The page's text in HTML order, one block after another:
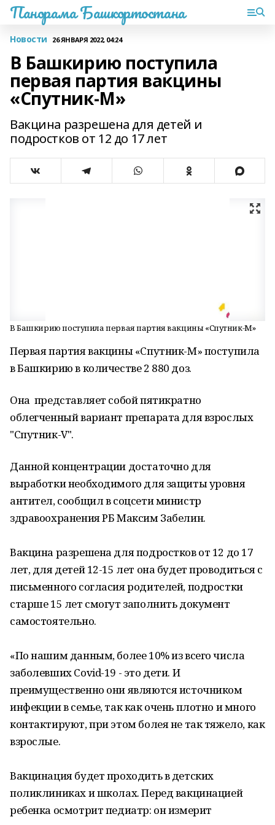
Панорама Башкортостана
Новости 26 ЯНВАРЯ 2022, 04:24
В Башкирию поступила
первая партия вакцины
«Спутник-М»
Вакцина разрешена для детей и
подростков от 12 до 17 лет
В Башкирию поступила первая партия вакцины «Спутник-М»
Первая партия вакцины «Спутник-М» поступила
в Башкирию в количестве 2 880 доз.
Она представляет собой пятикратно
облегченный вариант препарата для взрослых
"Спутник-V".
Данной концентрации достаточно для
выработки необходимого для защиты уровня
антител, сообщил в соцсети министр
здравоохранения РБ Максим Забелин.
Вакцина разрешена для подростков от 12 до 17
лет, для детей 12-15 лет она будет проводиться с
письменного согласия родителей, подростки
старше 15 лет смогут заполнить документ
самостоятельно.
«По нашим данным, более 10% из всего числа
заболевших Covid-19 - это дети. И
преимущественно они являются источником
инфекции в семье, так как очень плотно и много
контактируют, при этом болея не так тяжело, как
взрослые.
Вакцинация будет проходить в детских
поликлиниках и школах. Перед вакцинацией
ребенка осмотрит педиатр: он измерит